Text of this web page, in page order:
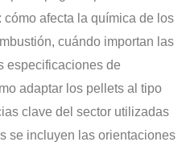
afecta la química de los
cuándo importan las
especificaciones de
adaptar los pellets al tipo
clave del sector utilizadas
se incluyen las orientaciones